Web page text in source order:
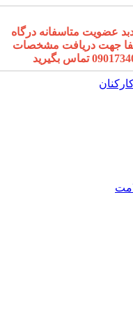
عضویت متاسفانه درگاه
جهت دریافت مشخصات